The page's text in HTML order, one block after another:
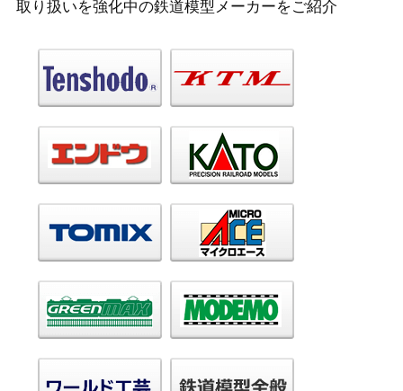
取り扱いを強化中の鉄道模型メーカーをご紹介